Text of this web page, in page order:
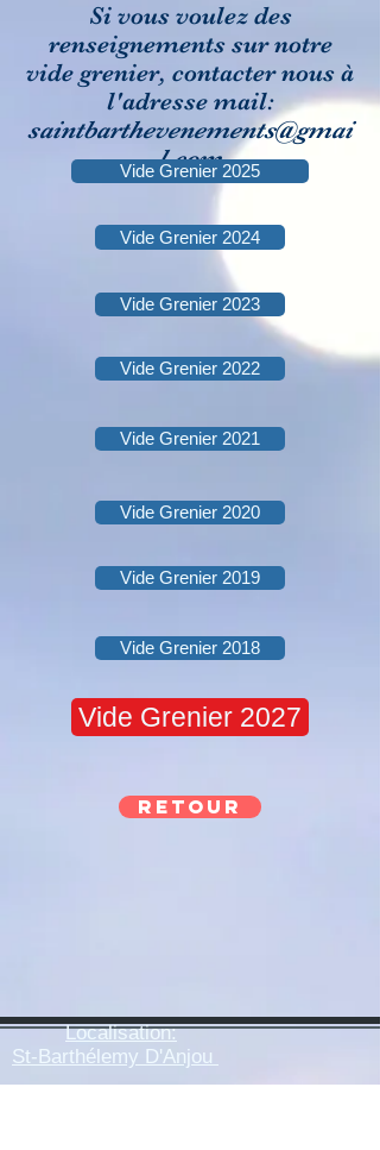
Si vous voulez des
renseignements sur notre
vide grenier, contacter nous à
l'adresse mail:
saintbarthevenements@gmai
l.com
Vide Grenier 2025
Vide Grenier 2024
Vide Grenier 2023
Vide Grenier 2022
Vide Grenier 2021
Vide Grenier 2020
Vide Grenier 2019
Vide Grenier 2018
Vide Grenier 2027
retour
Localisation:
St-Barthélemy D'Anjou